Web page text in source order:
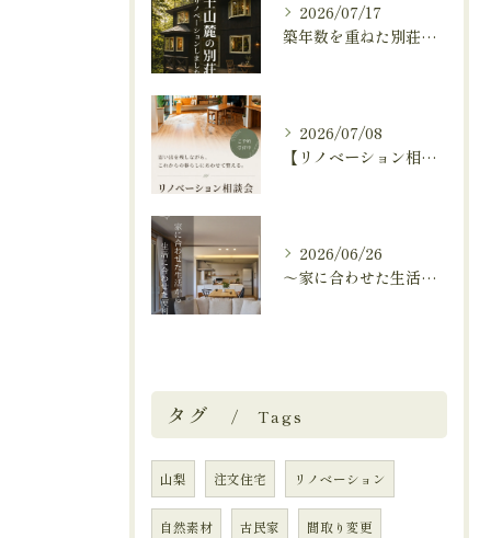
2026/07/17
築年数を重ねた別荘を、これからも快適に暮らせる住まいへ。
2026/07/08
【リノベーション相談会開催中🚩】
2026/06/26
～家に合わせた生活から、生活に合わせた便利な暮らしへ～
タグ Tags
山梨 注文住宅 リノベーション
自然素材 古民家 間取り変更